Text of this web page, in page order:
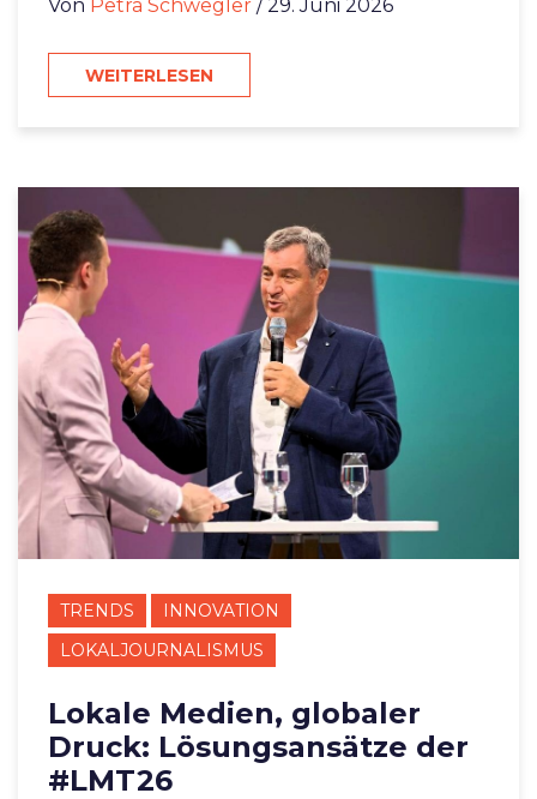
Von Petra Schwegler / 29. Juni 2026
WEITERLESEN
TRENDS
INNOVATION
LOKALJOURNALISMUS
Lokale Medien, globaler
Druck: Lösungsansätze der
#LMT26